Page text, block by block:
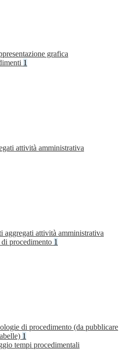
grafica
1
attività amministrativa
aggregati attività amministrativa
procedimento 1
di procedimento (da pubblicare
1
tempi procedimentali